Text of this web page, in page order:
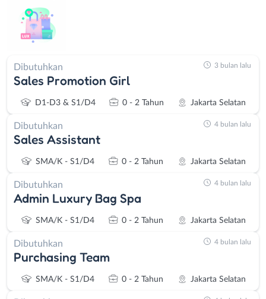
Dibutuhkan
Sales Promotion Girl
D1-D3 & S1/D4 0 - 2 Tahun Jakarta Selatan
3 bulan lalu
Dibutuhkan
Sales Assistant
SMA/K - S1/D4 0 - 2 Tahun Jakarta Selatan
4 bulan lalu
Dibutuhkan
Admin Luxury Bag Spa
SMA/K - S1/D4 0 - 2 Tahun Jakarta Selatan
4 bulan lalu
Dibutuhkan
Purchasing Team
SMA/K - S1/D4 0 - 2 Tahun Jakarta Selatan
4 bulan lalu